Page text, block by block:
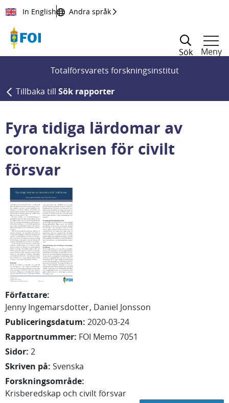
Till innehållet
In English Andra språk
Sök
Meny
Totalförsvarets forskningsinstitut
Tillbaka till Sök rapporter
Fyra tidiga lärdomar av
coronakrisen för civilt
försvar
Författare:
Jenny Ingemarsdotter Daniel Jonsson
Publiceringsdatum: 2020-03-24
Rapportnummer: FOI Memo 7051
Sidor: 2
Skriven på: Svenska
Forskningsområde:
Krisberedskap och civilt försvar